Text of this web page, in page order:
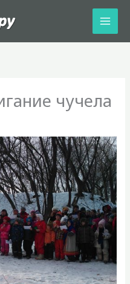
чучела